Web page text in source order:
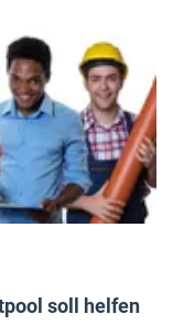
soll helfen